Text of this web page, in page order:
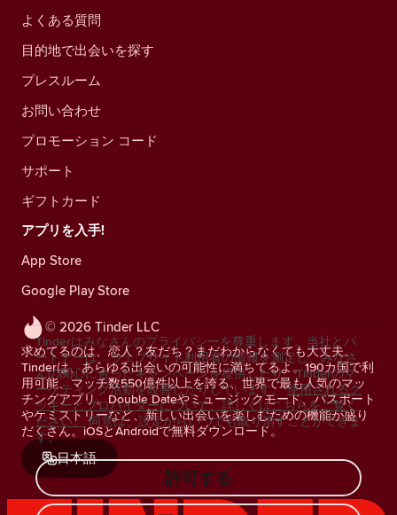
© 2026 Tinder LLC
求めてるのは、恋人？友だち？まだわからなくても大丈夫。
Tinderは、あらゆる出会いの可能性に満ちてるよ。190カ国で利
用可能、マッチ数550億件以上を誇る、世界で最も人気のマッ
チングアプリ。Double Dateやミュージックモード、パスポート
やケミストリーなど、新しい出会いを楽しむための機能が盛り
だくさん。iOSとAndroidで無料ダウンロード。
日本語
よくある質問
目的地で出会いを探す
プレスルーム
お問い合わせ
プロモーション コード
サポート
ギフトカード
アプリを入手!
App Store
Google Play Store
Tinderはみなさんのプライバシーを尊重します。当社とパ
ートナーは、ウェブサイト利用者の情報を測定し、みなさ
んの関心に合ったキャンペーンを提供したり、Tinderのマ
ーケティング活動を改善したりしています。 使用されるク
ッキーとプロバイダーについて、詳しくはこちらをご覧く
ださい。 同意は、設定からいつでも取り消すことができま
す。
許可する